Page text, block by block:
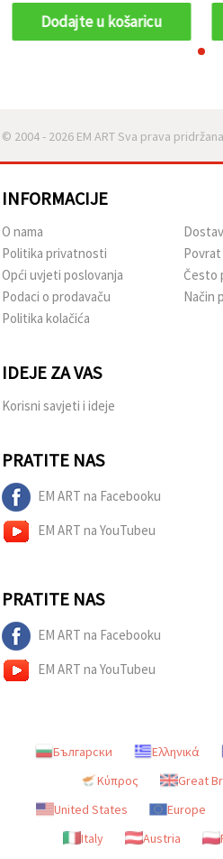
Dodajte u košaricu
© 2004 - 2026 EM ART Sva prava
INFORMACIJE
O nama
Politika privatnosti
Opći uvjeti poslovanja
Podaci o prodavaču
Politika kolačića
Često
Način
IDEJE ZA VAS
Korisni savjeti i ideje
PRATITE NAS
EM ART na Facebooku
EM ART na YouTubeu
PRATITE NAS
EM ART na Facebooku
EM ART na YouTubeu
Български Ελληνικά
Κύπρος
Great
United States
Europe
Italy
Austria